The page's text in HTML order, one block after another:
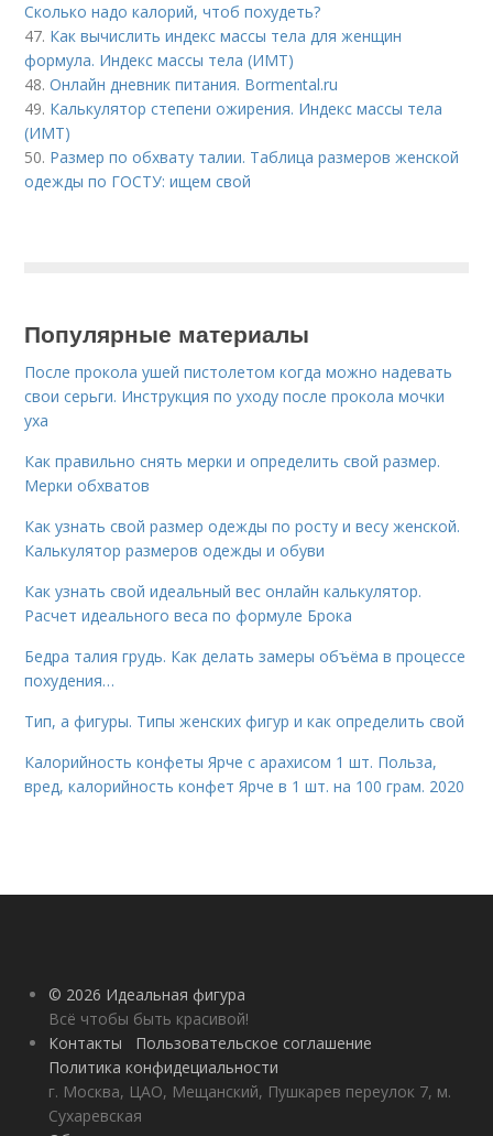
Сколько надо калорий, чтоб похудеть?
47. Как вычислить индекс массы тела для женщин
формула. Индекс массы тела (ИМТ)
48.Онлайн дневник питания. Bormental.ru
49. Калькулятор степени ожирения. Индекс массы тела
(ИМТ)
50. Размер по обхвату талии. Таблица размеров женской
одежды по ГОСТУ: ищем свой
Популярные материалы
После прокола ушей пистолетом когда можно надевать
свои серьги. Инструкция по уходу после прокола мочки
уха
Как правильно снять мерки и определить свой размер.
Мерки обхватов
Как узнать свой размер одежды по росту и весу женской.
Калькулятор размеров одежды и обуви
Как узнать свой идеальный вес онлайн калькулятор.
Расчет идеального веса по формуле Брока
Бедра талия грудь. Как делать замеры объёма в процессе
похудения…
Тип, а фигуры. Типы женских фигур и как определить свой
Калорийность конфеты Ярче с арахисом 1 шт. Польза,
вред, калорийность конфет Ярче в 1 шт. на 100 грам. 2020
© 2026 Идеальная фигура
Всё чтобы быть красивой!
Контакты
Пользовательское соглашение
Политика конфидециальности
г. Москва, ЦАО, Мещанский, Пушкарев переулок 7, м.
Сухаревская